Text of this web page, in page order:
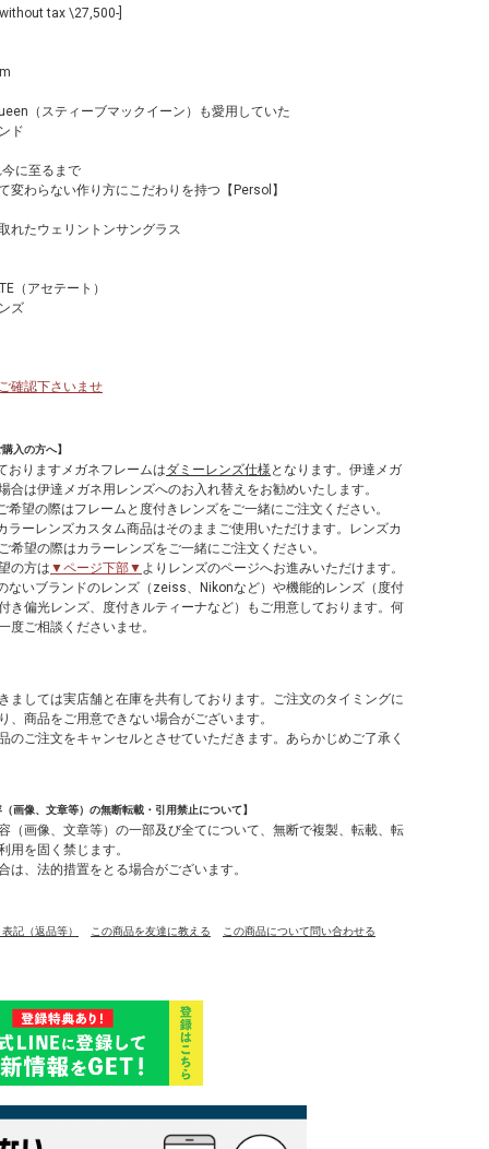
tax \27,500-]
（スティーブマックイーン）も愛用していた
ド
に至るまで
変わらない作り方にこだわりを持つ【Persol】
れたウェリントンサングラス
（アセテート）
ズ
確認下さいませ
入の方へ】
おりますメガネフレームはダミーレンズ仕様 となります。伊達メガ
合は伊達メガネ用レンズへのお入れ替えをお勧めいたします。
望の際はフレームと度付きレンズをご一緒にご注文ください。
ーレンズカスタム商品はそのままご使用いただけます。レンズカ
希望の際はカラーレンズをご一緒にご注文ください。
の方は ▼ページ下部▼ よりレンズのページへお進みいただけます。
ないブランドのレンズ（zeiss、Nikonなど）や機能的レンズ（度付
き偏光レンズ、度付きルティーナなど）もご用意しております。何
度ご相談くださいませ。
ましては実店舗と在庫を共有しております。ご注文のタイミングに
、商品をご用意できない場合がございます。
のご注文をキャンセルとさせていただきます。あらかじめご了承く
（画像、文章等）の無断転載・引用禁止について】
（画像、文章等）の一部及び全てについて、無断で複製、転載、転
用を固く禁じます。
は、法的措置をとる場合がございます。
記（返品等） この商品を友達に教える
この商品について問い合わせる